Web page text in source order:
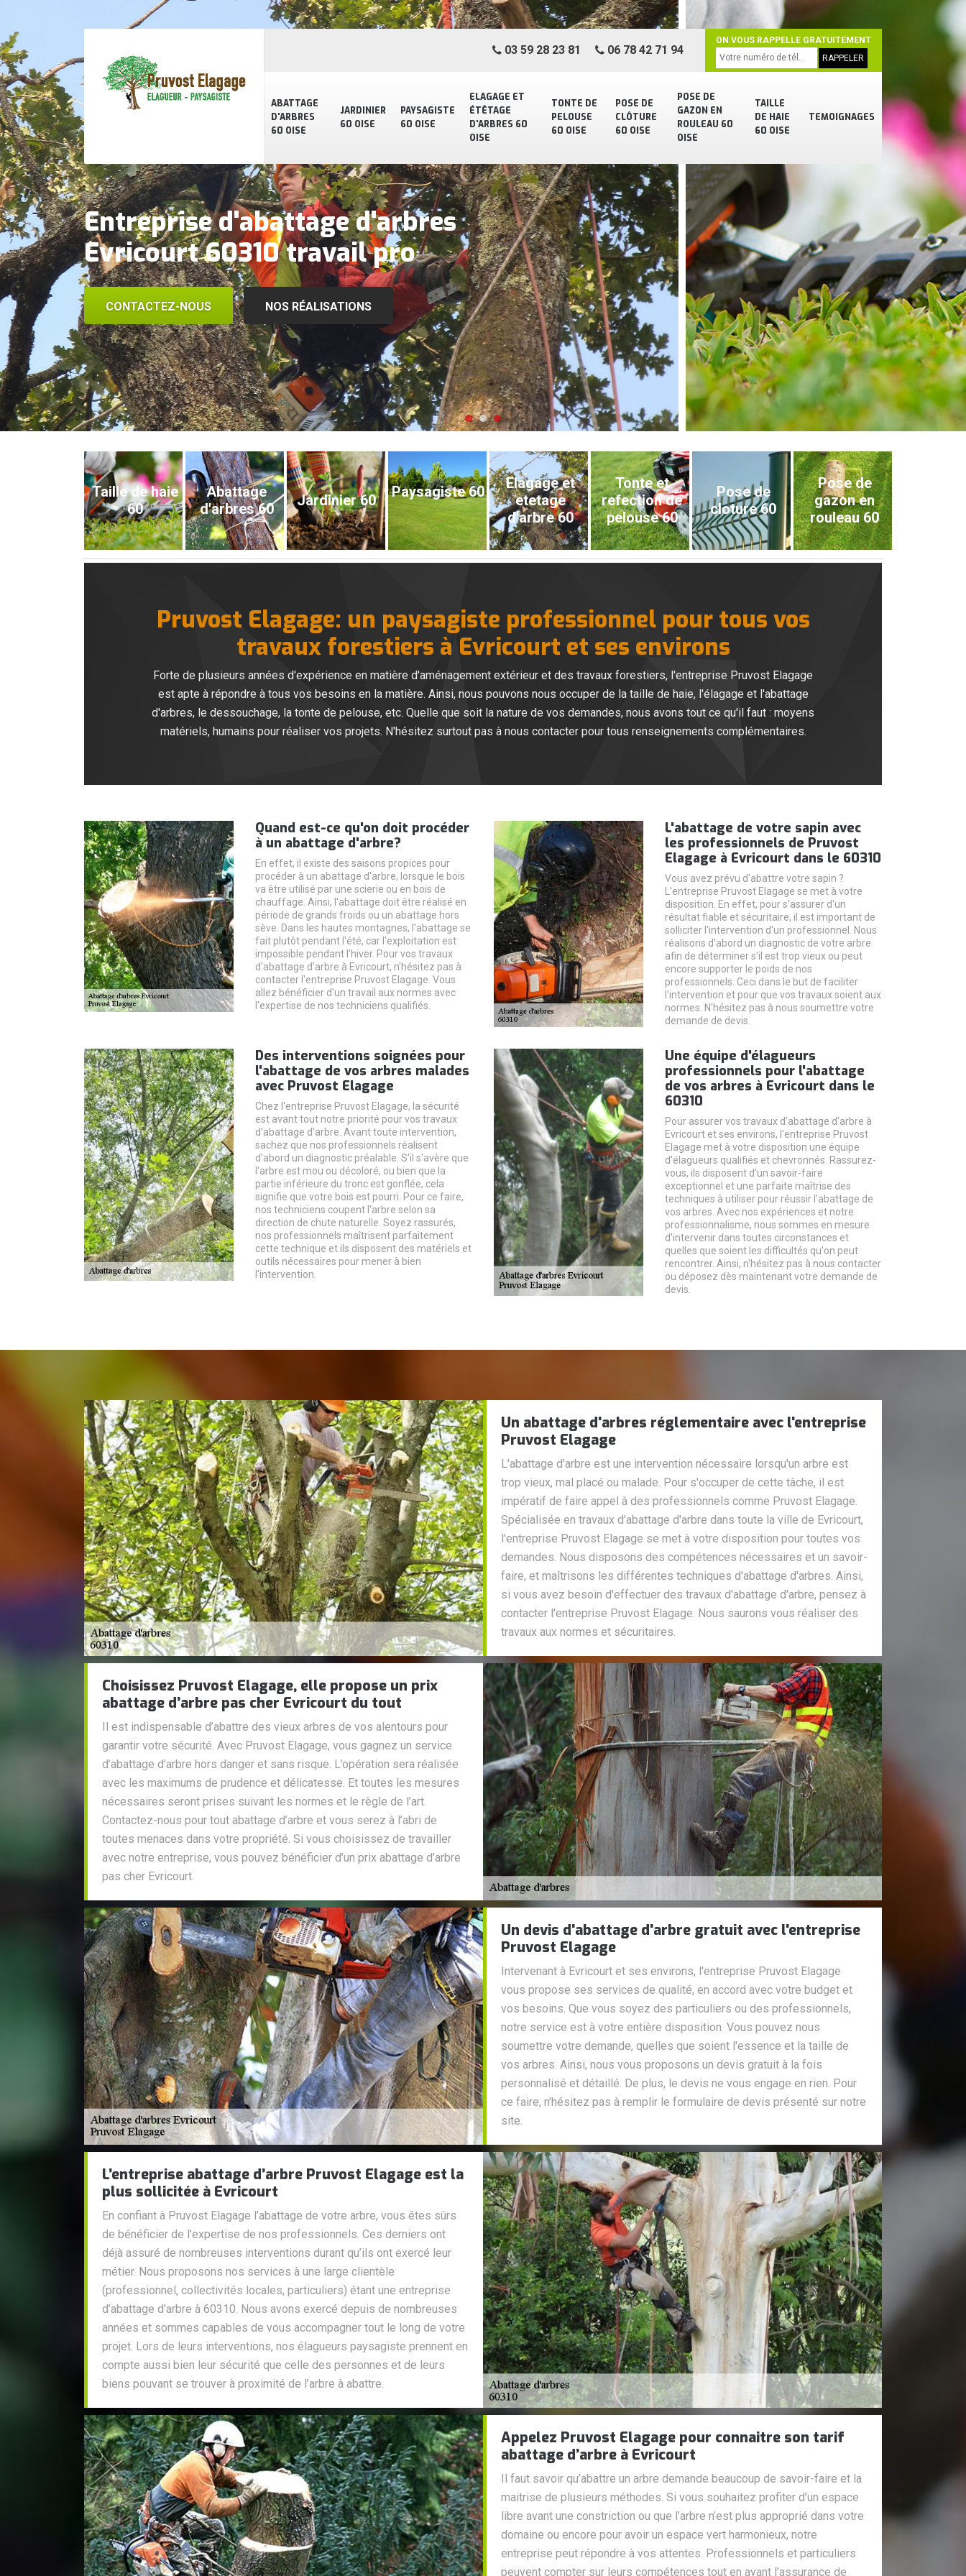
ABATTAGE
D'ARBRES
60 OISE
JARDINIER
60 OISE
PAYSAGISTE
60 OISE
ELAGAGE ET
ÉTÊTAGE
D'ARBRES 60
OISE
TONTE DE
PELOUSE
60 OISE
POSE DE
CLÔTURE
60 OISE
POSE DE
GAZON EN
ROULEAU 60
OISE
TAILLE
DE HAIE
60 OISE
TEMOIGNAGES
03 59 28 23 81 06 78 42 71 94
ON VOUS RAPPELLE GRATUITEMENT
Entreprise d'abattage d'arbres
Evricourt 60310 travail pro
CONTACTEZ-NOUS NOS RÉALISATIONS
Taille de haie
60
Abattage
d'arbres 60
Jardinier 60 Paysagiste 60
Elagage et
etetage
d'arbre 60
Tonte et
refection de
pelouse 60
Pose de
cloture 60
Pose de
gazon en
rouleau 60
Pruvost Elagage: un paysagiste professionnel pour tous vos
travaux forestiers à Evricourt et ses environs
Forte de plusieurs années d'expérience en matière d'aménagement extérieur et des travaux forestiers, l'entreprise Pruvost Elagage
est apte à répondre à tous vos besoins en la matière. Ainsi, nous pouvons nous occuper de la taille de haie, l'élagage et l'abattage
d'arbres, le dessouchage, la tonte de pelouse, etc. Quelle que soit la nature de vos demandes, nous avons tout ce qu'il faut : moyens
matériels, humains pour réaliser vos projets. N'hésitez surtout pas à nous contacter pour tous renseignements complémentaires.
Quand est-ce qu'on doit procéder
à un abattage d'arbre?
En effet, il existe des saisons propices pour
procéder à un abattage d'arbre, lorsque le bois
va être utilisé par une scierie ou en bois de
chauffage. Ainsi, l'abattage doit être réalisé en
période de grands froids ou un abattage hors
sève. Dans les hautes montagnes, l'abattage se
fait plutôt pendant l'été, car l'exploitation est
impossible pendant l'hiver. Pour vos travaux
d'abattage d'arbre à Evricourt, n'hésitez pas à
contacter l'entreprise Pruvost Elagage. Vous
allez bénéficier d'un travail aux normes avec
l'expertise de nos techniciens qualifiés.
L'abattage de votre sapin avec
les professionnels de Pruvost
Elagage à Evricourt dans le 60310
Vous avez prévu d'abattre votre sapin ?
L'entreprise Pruvost Elagage se met à votre
disposition. En effet, pour s'assurer d'un
résultat fiable et sécuritaire, il est important de
solliciter l'intervention d'un professionnel. Nous
réalisons d'abord un diagnostic de votre arbre
afin de déterminer s'il est trop vieux ou peut
encore supporter le poids de nos
professionnels. Ceci dans le but de faciliter
l'intervention et pour que vos travaux soient aux
normes. N'hésitez pas à nous soumettre votre
demande de devis.
Des interventions soignées pour
l'abattage de vos arbres malades
avec Pruvost Elagage
Chez l'entreprise Pruvost Elagage, la sécurité
est avant tout notre priorité pour vos travaux
d'abattage d'arbre. Avant toute intervention,
sachez que nos professionnels réalisent
d'abord un diagnostic préalable. S'il s'avère que
l'arbre est mou ou décoloré, ou bien que la
partie inférieure du tronc est gonflée, cela
signifie que votre bois est pourri. Pour ce faire,
nos techniciens coupent l'arbre selon sa
direction de chute naturelle. Soyez rassurés,
nos professionnels maîtrisent parfaitement
cette technique et ils disposent des matériels et
outils nécessaires pour mener à bien
l'intervention.
Une équipe d'élagueurs
professionnels pour l'abattage
de vos arbres à Evricourt dans le
60310
Pour assurer vos travaux d'abattage d'arbre à
Evricourt et ses environs, l'entreprise Pruvost
Elagage met à votre disposition une équipe
d'élagueurs qualifiés et chevronnés. Rassurez-
vous, ils disposent d'un savoir-faire
exceptionnel et une parfaite maîtrise des
techniques à utiliser pour réussir l'abattage de
vos arbres. Avec nos expériences et notre
professionnalisme, nous sommes en mesure
d'intervenir dans toutes circonstances et
quelles que soient les difficultés qu'on peut
rencontrer. Ainsi, n'hésitez pas à nous contacter
ou déposez dès maintenant votre demande de
devis.
Un abattage d'arbres réglementaire avec l'entreprise
Pruvost Elagage
L'abattage d'arbre est une intervention nécessaire lorsqu'un arbre est
trop vieux, mal placé ou malade. Pour s'occuper de cette tâche, il est
impératif de faire appel à des professionnels comme Pruvost Elagage.
Spécialisée en travaux d'abattage d'arbre dans toute la ville de Evricourt,
l'entreprise Pruvost Elagage se met à votre disposition pour toutes vos
demandes. Nous disposons des compétences nécessaires et un savoir-
faire, et maîtrisons les différentes techniques d'abattage d'arbres. Ainsi,
si vous avez besoin d'effectuer des travaux d'abattage d'arbre, pensez à
contacter l'entreprise Pruvost Elagage. Nous saurons vous réaliser des
travaux aux normes et sécuritaires.
Choisissez Pruvost Elagage, elle propose un prix
abattage d’arbre pas cher Evricourt du tout
Il est indispensable d’abattre des vieux arbres de vos alentours pour
garantir votre sécurité. Avec Pruvost Elagage, vous gagnez un service
d’abattage d’arbre hors danger et sans risque. L’opération sera réalisée
avec les maximums de prudence et délicatesse. Et toutes les mesures
nécessaires seront prises suivant les normes et le règle de l’art.
Contactez-nous pour tout abattage d’arbre et vous serez à l’abri de
toutes menaces dans votre propriété. Si vous choisissez de travailler
avec notre entreprise, vous pouvez bénéficier d’un prix abattage d’arbre
pas cher Evricourt.
Un devis d'abattage d'arbre gratuit avec l'entreprise
Pruvost Elagage
Intervenant à Evricourt et ses environs, l'entreprise Pruvost Elagage
vous propose ses services de qualité, en accord avec votre budget et
vos besoins. Que vous soyez des particuliers ou des professionnels,
notre service est à votre entière disposition. Vous pouvez nous
soumettre votre demande, quelles que soient l'essence et la taille de
vos arbres. Ainsi, nous vous proposons un devis gratuit à la fois
personnalisé et détaillé. De plus, le devis ne vous engage en rien. Pour
ce faire, n'hésitez pas à remplir le formulaire de devis présenté sur notre
site.
L’entreprise abattage d’arbre Pruvost Elagage est la
plus sollicitée à Evricourt
En confiant à Pruvost Elagage l’abattage de votre arbre, vous êtes sûrs
de bénéficier de l’expertise de nos professionnels. Ces derniers ont
déjà assuré de nombreuses interventions durant qu’ils ont exercé leur
métier. Nous proposons nos services à une large clientèle
(professionnel, collectivités locales, particuliers) étant une entreprise
d’abattage d’arbre à 60310. Nous avons exercé depuis de nombreuses
années et sommes capables de vous accompagner tout le long de votre
projet. Lors de leurs interventions, nos élagueurs paysagiste prennent en
compte aussi bien leur sécurité que celle des personnes et de leurs
biens pouvant se trouver à proximité de l’arbre à abattre.
Appelez Pruvost Elagage pour connaitre son tarif
abattage d’arbre à Evricourt
Il faut savoir qu’abattre un arbre demande beaucoup de savoir-faire et la
maitrise de plusieurs méthodes. Si vous souhaitez profiter d’un espace
libre avant une constriction ou que l’arbre n’est plus approprié dans votre
domaine ou encore pour avoir un espace vert harmonieux, notre
entreprise peut répondre à vos attentes. Professionnels et particuliers
peuvent compter sur leurs compétences tout en ayant l’assurance de